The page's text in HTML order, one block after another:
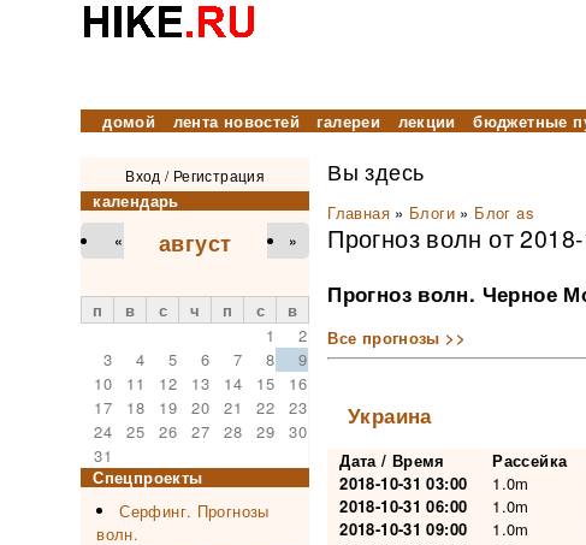
домой лента новостей галереи лекции бюджетные
Вход / Регистрация
календарь
август
« »
п в с ч п с
в
1
2
3
4 5 6 7 8
9
10
11 12 13 14 15
16
17
18 19 20 21 22
23
24
25 26 27 28 29
30
31
Спецпроекты
Серфинг. Прогнозы
волн.
Вы здесь
Главная» Блоги » Блог as
Прогноз волн от
Прогноз волн. Черное
Все прогнозы >>
Украина
Дата / Время
2018-10-31 03:00
2018-10-31 06:00
2018-10-31 09:00
Рассейка
1.0m
1.0m
1.0m